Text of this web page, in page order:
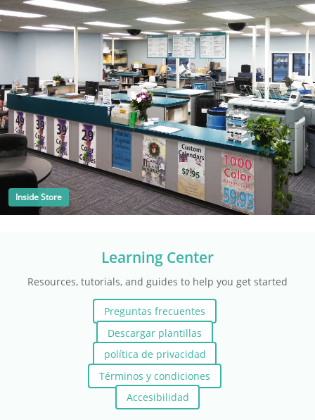
Inside Store
Learning Center
Resources, tutorials, and guides to help you get started
Preguntas frecuentes
Descargar plantillas
política de privacidad
Términos y condiciones
Accesibilidad